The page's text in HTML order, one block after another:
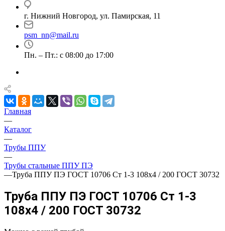
г. Нижний Новгород, ул. Памирская, 11
psm_nn@mail.ru
Пн. – Пт.: с 08:00 до 17:00
Главная
—
Каталог
—
Трубы ППУ
—
Трубы стальные ППУ ПЭ
—Труба ППУ ПЭ ГОСТ 10706 Ст 1-3 108x4 / 200 ГОСТ 30732
Труба ППУ ПЭ ГОСТ 10706 Ст 1-3
108x4 / 200 ГОСТ 30732